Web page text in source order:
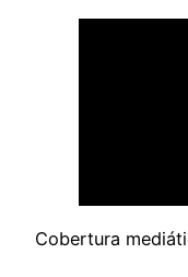
Cobertura